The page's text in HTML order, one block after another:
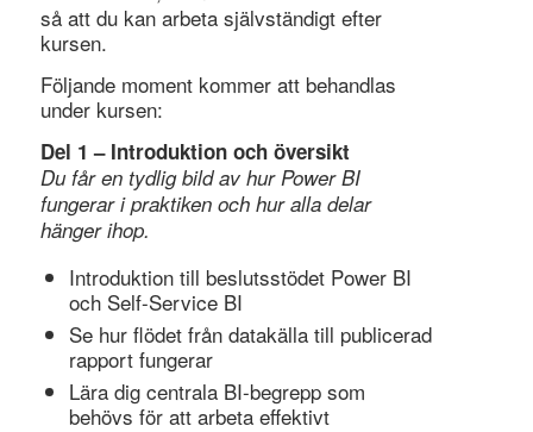
så att du kan arbeta självständigt efter
kursen.
Följande moment kommer att behandlas
under kursen:
Del 1 – Introduktion och översikt
Du får en tydlig bild av hur Power BI
fungerar i praktiken och hur alla delar
hänger ihop.
Introduktion till beslutsstödet Power BI
och Self-Service BI
Se hur flödet från datakälla till publicerad
rapport fungerar
Lära dig centrala BI-begrepp som
behövs för att arbeta effektivt